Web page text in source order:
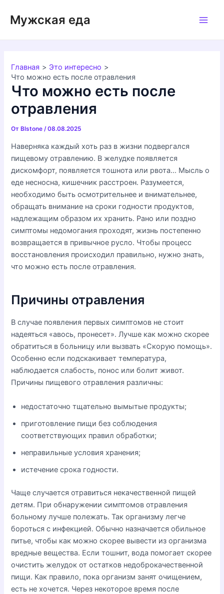
содержимому
Мужская еда
Главная
Это интересно
Что можно есть после отравления
Что можно есть после
отравления
ОтBlstone /08.08.2025
Наверняка каждый хоть раз в жизни подвергался
пищевому отравлению. В желудке появляется
дискомфорт, появляется тошнота или рвота… Мысль о
еде несносна, кишечник расстроен. Разумеется,
необходимо быть осмотрительнее и внимательнее,
обращать внимание на сроки годности продуктов,
надлежащим образом их хранить. Рано или поздно
симптомы недомогания проходят, жизнь постепенно
возвращается в привычное русло. Чтобы процесс
восстановления происходил правильно, нужно знать,
что можно есть после отравления.
Причины отравления
В случае появления первых симптомов не стоит
надеяться «авось, пронесет». Лучше как можно скорее
обратиться в больницу или вызвать «Скорую помощь».
Особенно если подскакивает температура,
наблюдается слабость, понос или болит живот.
Причины пищевого отравления различны:
недостаточно тщательно вымытые продукты;
приготовление пищи без соблюдения
соответствующих правил обработки;
неправильные условия хранения;
истечение срока годности.
Чаще случается отравиться некачественной пищей
детям. При обнаружении симптомов отравления
больному лучше полежать. Так организму легче
бороться с инфекцией. Обычно назначается обильное
питье, чтобы как можно скорее вывести из организма
вредные вещества. Если тошнит, вода помогает скорее
очистить желудок от остатков недоброкачественной
пищи. Как правило, пока организм занят очищением,
есть не хочется. Через некоторое время после